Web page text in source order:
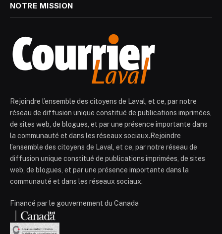
NOTRE MISSION
Rejoindre l’ensemble des citoyens de Laval, et ce, par notre
réseau de diffusion unique constitué de publications imprimées,
de sites web, de blogues, et par une présence importante dans
la communauté et dans les réseaux sociaux.Rejoindre
l’ensemble des citoyens de Laval, et ce, par notre réseau de
diffusion unique constitué de publications imprimées, de sites
web, de blogues, et par une présence importante dans la
communauté et dans les réseaux sociaux.
Financé par le gouvernement du Canada